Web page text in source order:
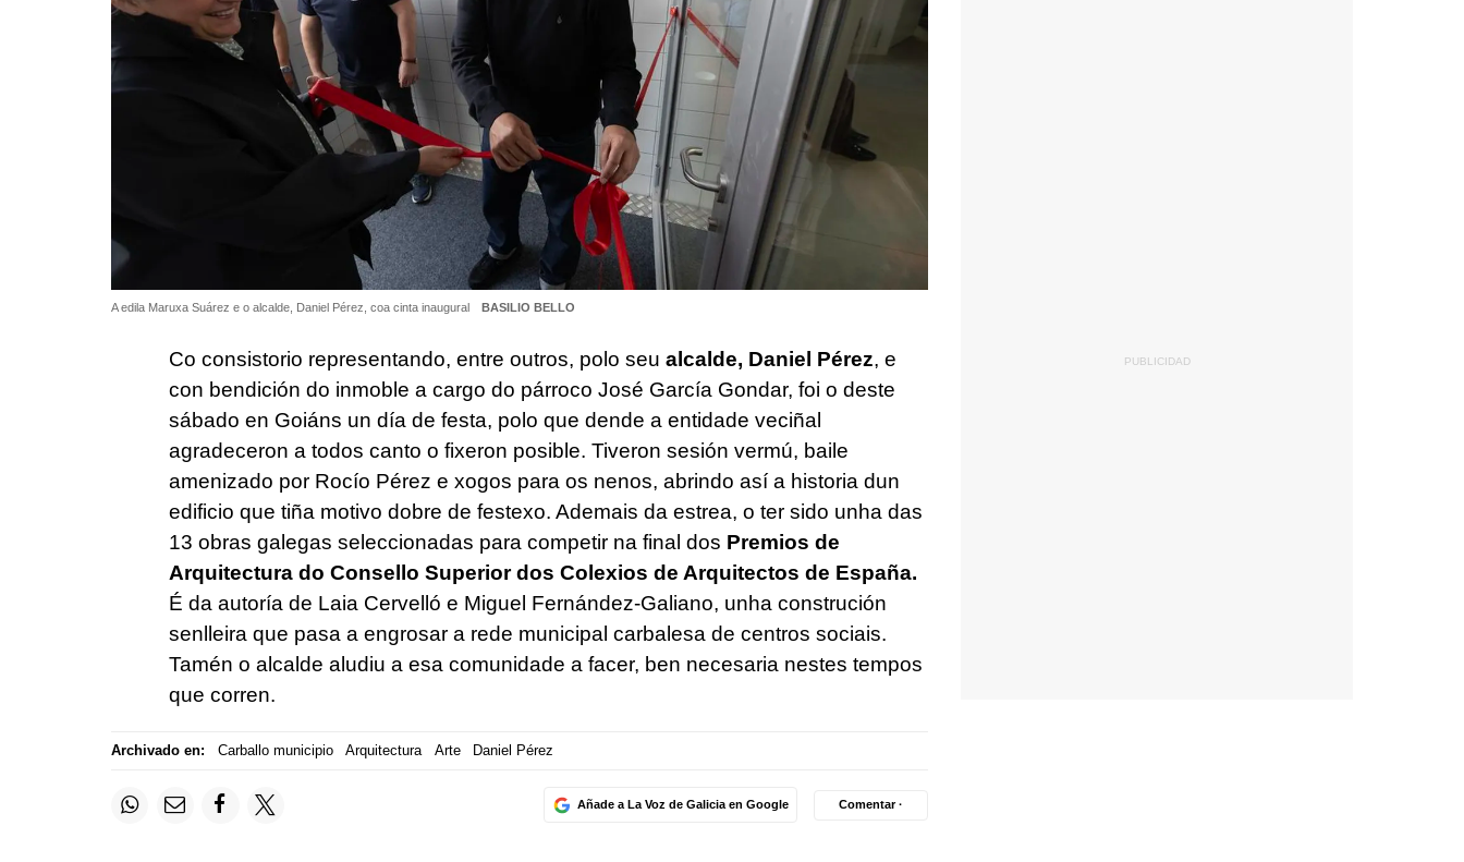
A edila Maruxa Suárez e o alcalde, Daniel Pérez, coa cinta inaugural BASILIO BELLO
Co consistorio representando, entre outros, polo seu alcalde, Daniel Pérez, e
con bendición do inmoble a cargo do párroco José García Gondar, foi o deste
sábado en Goiáns un día de festa, polo que dende a entidade veciñal
agradeceron a todos canto o fixeron posible. Tiveron sesión vermú, baile
amenizado por Rocío Pérez e xogos para os nenos, abrindo así a historia dun
edificio que tiña motivo dobre de festexo. Ademais da estrea, o ter sido unha das
13 obras galegas seleccionadas para competir na final dos Premios de
Arquitectura do Consello Superior dos Colexios de Arquitectos de España.
É da autoría de Laia Cervelló e Miguel Fernández-Galiano, unha construción
senlleira que pasa a engrosar a rede municipal carbalesa de centros sociais.
Tamén o alcalde aludiu a esa comunidade a facer, ben necesaria nestes tempos
que corren.
Archivado en: Carballo municipio Arquitectura Arte Daniel Pérez
Añade a La Voz de Galicia en Google Comentar ·